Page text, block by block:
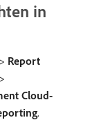
in
> Report
>
Cloud-
.